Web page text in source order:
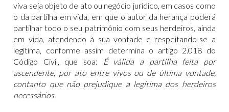
viva seja objeto de ato ou negócio jurídico, em casos como
o da partilha em vida, em que o autor da herança poderá
partilhar todo o seu patrimônio com seus herdeiros, ainda
em vida, atendendo à sua vontade e respeitando-se a
legítima, conforme assim determina o artigo 2.018 do
Código Civil, que soa:
É válida a partilha feita por
ascendente, por ato entre vivos ou de última vontade,
contanto que não prejudique a legítima dos herdeiros
necessários.